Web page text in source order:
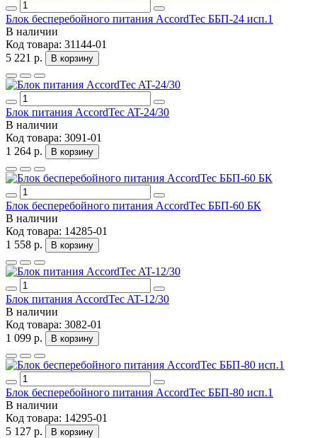
Блок бесперебойного питания AccordTec ББП-24 исп.1
В наличии
Код товара: 31144-01
5 221 р.
В корзину
Блок питания AccordTec AT-24/30
В наличии
Код товара: 3091-01
1 264 р.
В корзину
Блок бесперебойного питания AccordTec ББП-60 БК
В наличии
Код товара: 14285-01
1 558 р.
В корзину
Блок питания AccordTec AT-12/30
В наличии
Код товара: 3082-01
1 099 р.
В корзину
Блок бесперебойного питания AccordTec ББП-80 исп.1
В наличии
Код товара: 14295-01
5 127 р.
В корзину